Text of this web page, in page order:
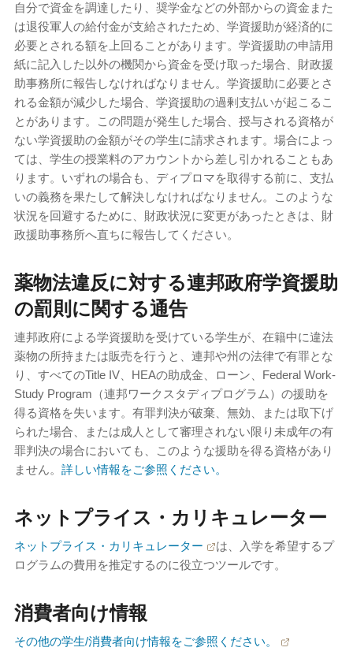
自分で資金を調達したり、奨学金などの外部からの資金また
は退役軍人の給付金が支給されたため、学資援助が経済的に
必要とされる額を上回ることがあります。学資援助の申請用
紙に記入した以外の機関から資金を受け取った場合、財政援
助事務所に報告しなければなりません。学資援助に必要とさ
れる金額が減少した場合、学資援助の過剰支払いが起こるこ
とがあります。この問題が発生した場合、授与される資格が
ない学資援助の金額がその学生に請求されます。場合によっ
ては、学生の授業料のアカウントから差し引かれることもあ
ります。いずれの場合も、ディプロマを取得する前に、支払
いの義務を果たして解決しなければなりません。このような
状況を回避するために、財政状況に変更があったときは、財
政援助事務所へ直ちに報告してください。
薬物法違反に対する連邦政府学資援助
の罰則に関する通告
連邦政府による学資援助を受けている学生が、在籍中に違法
薬物の所持または販売を行うと、連邦や州の法律で有罪とな
り、すべてのTitle IV、HEAの助成金、ローン、Federal Work-
Study Program（連邦ワークスタディプログラム）の援助を
得る資格を失います。有罪判決が破棄、無効、または取下げ
られた場合、または成人として審理されない限り未成年の有
罪判決の場合においても、このような援助を得る資格があり
ません。 詳しい情報をご参照ください。
ネットプライス・カリキュレーター
ネットプライス・カリキュレーター
は、入学を希望するプ
ログラムの費用を推定するのに役立つツールです。
消費者向け情報
その他の学生/消費者向け情報をご参照ください。